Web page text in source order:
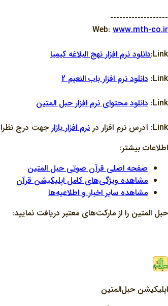
-------------------
Web: www.mth-co.ir
Link: دانلود نرم افزار نهج البلاغه کيميا
Link: دانلود نرم افزار باب النعيم 2
Link: دانلود محتواي نرم افزار حبل المتين
Link: آدرس نرم افزار در
نرم افزار بازار جهت درج
اطلاعات بیشتر:
صفحه اصلی قرآن صوتی حبل المتین
مشاهده ویژگی‌های کامل اپلیکیشن قرآن
مشاهده سایر اخبار و اطلاعیه‌ها
حبل المتین را از مارکت‌های معتبر دریافت نمایید:
اپلیکیشن حبل‌المتین